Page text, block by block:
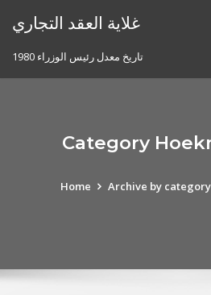
غلاية العقد التجاري
تاريخ معدل رئيس الوزراء 1980
Category
Home Archive by